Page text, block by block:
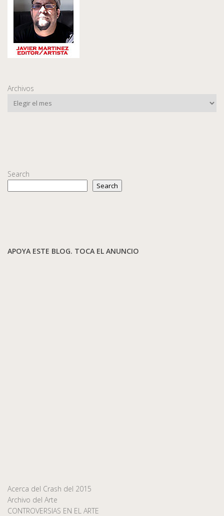
Archivos
Search
Search
APOYA ESTE BLOG. TOCA EL ANUNCIO
Acerca del Crash del 2015
Archivo del Arte
CONTROVERSIAS EN EL ARTE